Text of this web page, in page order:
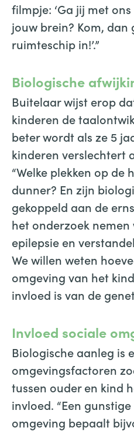
filmpje: ‘Ga jij met
jouw brein? Kom, dan
ruimteschip in!’.”
Biologische
Buitelaar wijst erop
kinderen de
beter wordt als ze 5
kinderen verslechtert
“Welke plekken op de
dunner? En zijn
gekoppeld aan de
het onderzoek nemen
epilepsie en
We willen weten
omgeving van het
invloed is van de
Invloed sociale
Biologische aanleg is
omgevingsfactoren
tussen ouder en kind
invloed. “Een
omgeving bepaalt